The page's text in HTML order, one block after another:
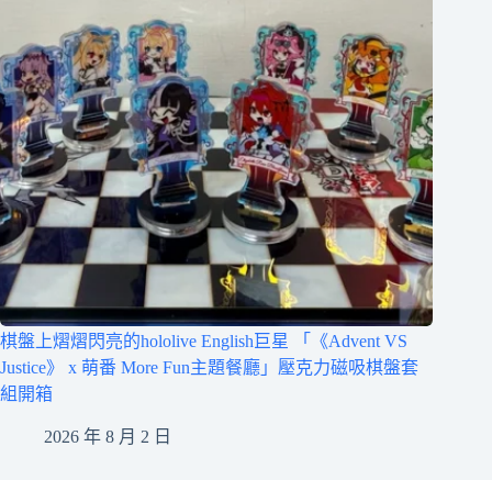
棋盤上熠熠閃亮的hololive English巨星 「《Advent VS
Justice》 x 萌番 More Fun主題餐廳」壓克力磁吸棋盤套
組開箱
2026 年 8 月 2 日